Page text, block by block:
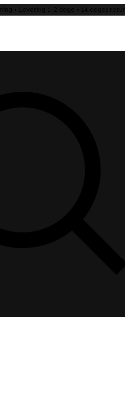
• Levering 1-2 dage • 14 dages retur